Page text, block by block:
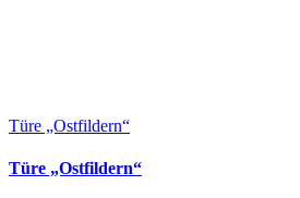
Türe „Ostfildern“
Türe „Ostfildern“